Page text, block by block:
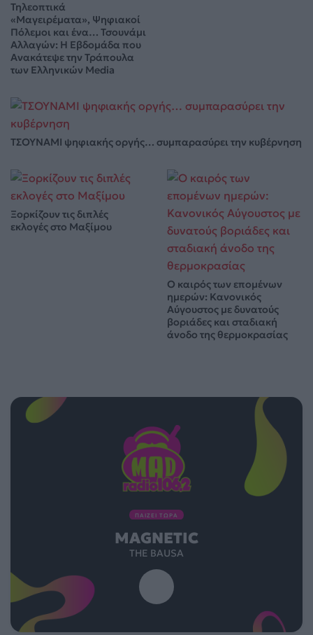
Τηλεοπτικά
«Μαγειρέματα», Ψηφιακοί
Πόλεμοι και ένα… Τσουνάμι
Αλλαγών: Η Εβδομάδα που
Ανακάτεψε την Τράπουλα
των Ελληνικών Media
ΤΣΟΥΝΑΜΙ ψηφιακής οργής… συμπαρασύρει την κυβέρνηση
Ξορκίζουν τις διπλές
εκλογές στο Μαξίμου
Ο καιρός των επομένων
ημερών: Κανονικός
Αύγουστος με δυνατούς
βοριάδες και σταδιακή
άνοδο της θερμοκρασίας
ΠΑΙΖΕΙ ΤΩΡΑ
MAGNETIC
THE BAUSA